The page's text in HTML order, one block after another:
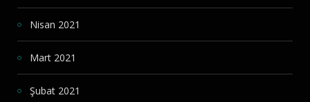
Nisan 2021
Mart 2021
Şubat 2021